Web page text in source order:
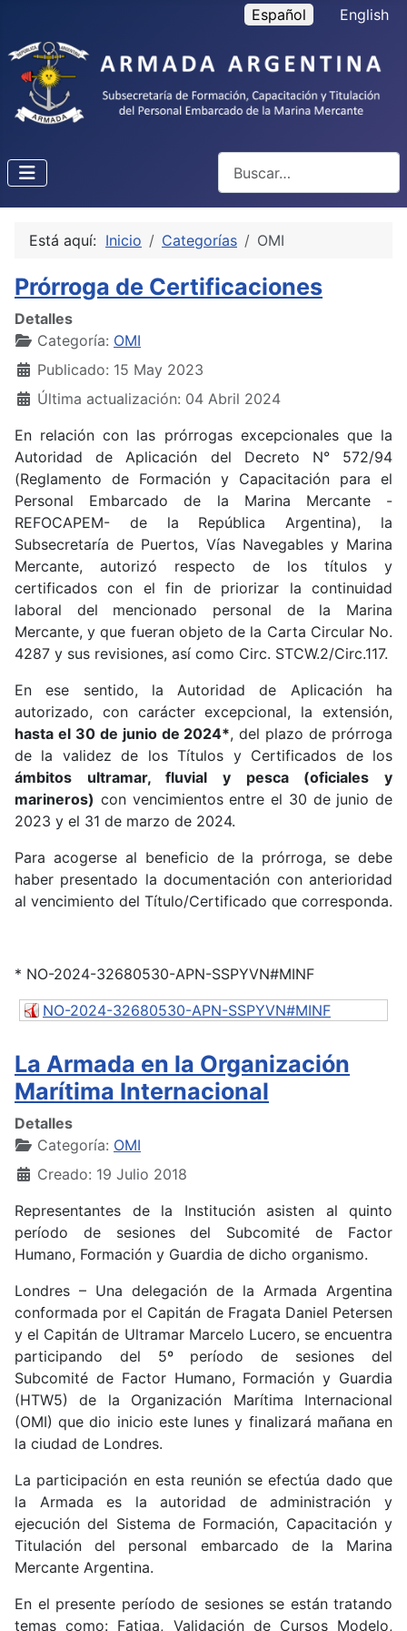
Español English
Está aquí: Inicio Categorías OMI
Prórroga de Certificaciones
Detalles
Categoría: OMI
Publicado: 15 May 2023
Última actualización: 04 Abril 2024
En relación con las prórrogas excepcionales que la
Autoridad de Aplicación del Decreto N° 572/94
(Reglamento de Formación y Capacitación para el
Personal Embarcado de la Marina Mercante -
REFOCAPEM- de la República Argentina), la
Subsecretaría de Puertos, Vías Navegables y Marina
Mercante, autorizó respecto de los títulos y
certificados con el fin de priorizar la continuidad
laboral del mencionado personal de la Marina
Mercante, y que fueran objeto de la Carta Circular No.
4287 y sus revisiones, así como Circ. STCW.2/Circ.117.
En ese sentido, la Autoridad de Aplicación ha
autorizado, con carácter excepcional, la extensión,
hasta el 30 de junio de 2024*, del plazo de prórroga
de la validez de los Títulos y Certificados de los
ámbitos ultramar, fluvial y pesca (oficiales y
marineros) con vencimientos entre el 30 de junio de
2023 y el 31 de marzo de 2024.
Para acogerse al beneficio de la prórroga, se debe
haber presentado la documentación con anterioridad
al vencimiento del Título/Certificado que corresponda.
* NO-2024-32680530-APN-SSPYVN#MINF
NO-2024-32680530-APN-SSPYVN#MINF
La Armada en la Organización
Marítima Internacional
Detalles
Categoría: OMI
Creado: 19 Julio 2018
Representantes de la Institución asisten al quinto
período de sesiones del Subcomité de Factor
Humano, Formación y Guardia de dicho organismo.
Londres – Una delegación de la Armada Argentina
conformada por el Capitán de Fragata Daniel Petersen
y el Capitán de Ultramar Marcelo Lucero, se encuentra
participando del 5º período de sesiones del
Subcomité de Factor Humano, Formación y Guardia
(HTW5) de la Organización Marítima Internacional
(OMI) que dio inicio este lunes y finalizará mañana en
la ciudad de Londres.
La participación en esta reunión se efectúa dado que
la Armada es la autoridad de administración y
ejecución del Sistema de Formación, Capacitación y
Titulación del personal embarcado de la Marina
Mercante Argentina.
En el presente período de sesiones se están tratando
temas como: Fatiga, Validación de Cursos Modelo,